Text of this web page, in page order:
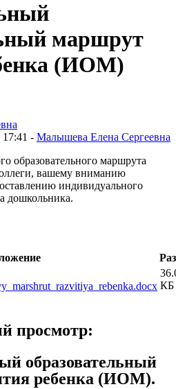
маршрут
(ИОМ)
- Малышева Елена Сергеевна
образовательного маршрута
вашему вниманию
индивидуального
дошкольника.
КБ
просмотр:
образовательный
ребенка (ИОМ).